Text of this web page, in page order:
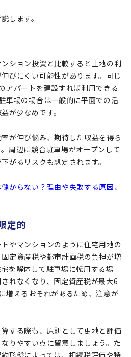
します。
ション投資と比較すると土地の利
びにくい可能性があります。同じ
アパートを建設すれば利用できる
車場の場合は一般的に平面での活
が少なめです。
が伸び悩み、期待した収益を得ら
周辺に競合駐車場がオープンして
がるリスクも想定されます。
儲からない？理由や失敗する原因、
定的
やマンションのように住宅用地の
定資産税や都市計画税の負担が増
を解体して駐車場に転用する場
れなくなり、固定資産税が最大6
増えるおそれがあるため、注意が
する際も、原則として更地と評価
りやすい点に留意しましょう。た
形態によっては、相続税評価や特